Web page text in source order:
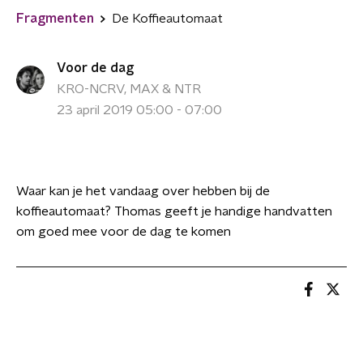
Fragmenten De Koffieautomaat
Voor de dag
KRO-NCRV, MAX & NTR
23 april 2019 05:00 - 07:00
Waar kan je het vandaag over hebben bij de
koffieautomaat? Thomas geeft je handige handvatten
om goed mee voor de dag te komen